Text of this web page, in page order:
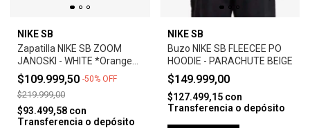
NIKE SB
Zapatilla NIKE SB ZOOM
JANOSKI - WHITE *Orange
Label*
$109.999,50 -50% OFF
$219.999,00
$93.499,58 con
Transferencia o depósito
NIKE SB
Buzo NIKE SB FLEECEE PO
HOODIE - PARACHUTE BEIGE
$149.999,00
$127.499,15 con
Transferencia o depósito